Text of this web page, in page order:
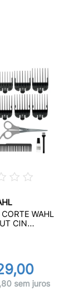
WAHL
CIN...
sem juros